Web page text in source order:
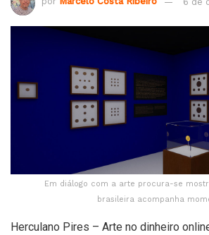
Em diálogo com a arte procura-se
brasileira acompanha
Herculano Pires – Arte no dinheiro